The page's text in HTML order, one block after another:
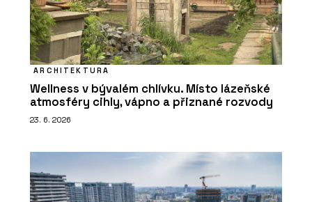
ARCHITEKTURA
Wellness v bývalém chlívku. Místo lázeňské
atmosféry cihly, vápno a přiznané rozvody
23. 6. 2026